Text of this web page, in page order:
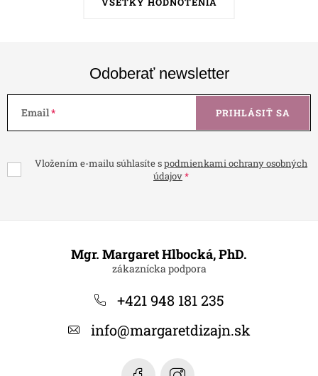
Odoberať newsletter
Email
Vložením e-mailu súhlasíte spodmienkami ochrany osobných
údajov
PRIHLÁSIŤ SA
Mgr. Margaret Hlbocká, PhD.
+421 948 181 235
info@margaretdizajn.sk